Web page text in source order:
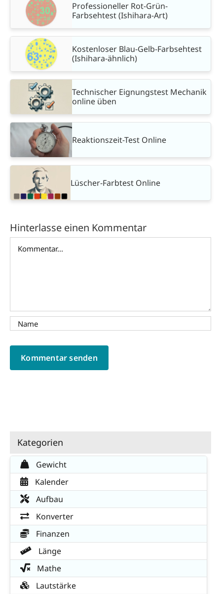
Professioneller Rot-Grün-
Farbsehtest (Ishihara-Art)
Kostenloser Blau-Gelb-Farbsehtest
(Ishihara-ähnlich)
Technischer Eignungstest Mechanik
online üben
Reaktionszeit-Test Online
Lüscher-Farbtest Online
Hinterlasse einen Kommentar
Kategorien
Gewicht
Kalender
Aufbau
Konverter
Finanzen
Länge
Mathe
Lautstärke